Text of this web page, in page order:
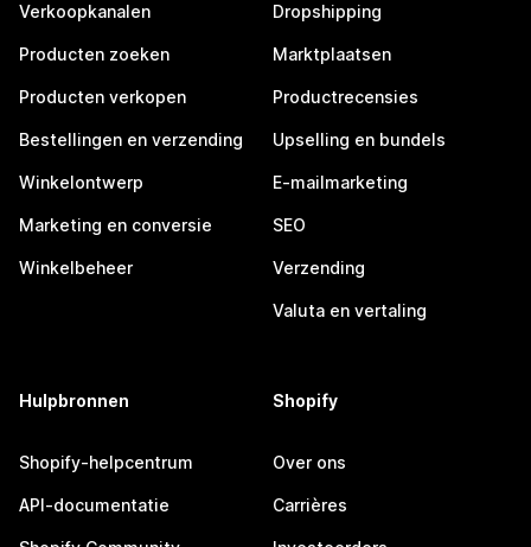
Verkoopkanalen
Producten zoeken
Producten verkopen
Bestellingen en verzending
Winkelontwerp
Marketing en conversie
Winkelbeheer
Dropshipping
Marktplaatsen
Productrecensies
Upselling en bundels
E-mailmarketing
SEO
Verzending
Valuta en vertaling
Hulpbronnen
Shopify-helpcentrum
API-documentatie
Shopify
Over ons
Carrières